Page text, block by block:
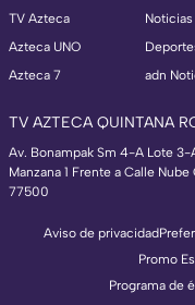
TV Azteca
Azteca UNO
Azteca 7
Noticias
adn
TV AZTECA QUINTANA
Av. Bonampak Sm 4-A Lote 3-
Manzana 1 Frente a Calle Nube
77500
Aviso de privacidad
Promo
Programa de